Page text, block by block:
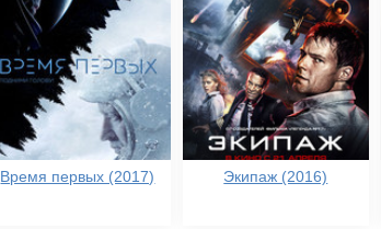
Время первых (2017) Экипаж (2016)